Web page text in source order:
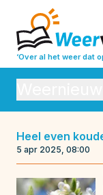
‘Over al het weer dat
Weeranalyse
Heel even
5 apr 2025, 08:00